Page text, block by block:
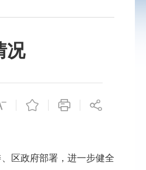
况
区政府部署，进一步健全